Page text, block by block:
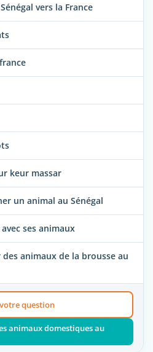
vers la France
keur massar
un animal au Sénégal
ses animaux
animaux de la brousse au
question
animaux domestiques au